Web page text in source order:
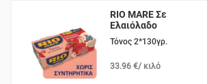
RIO MARE Σε
Ελαιόλαδο
Πικάντικός
Τόνος 2*130γρ.
33.96 €/ κιλό